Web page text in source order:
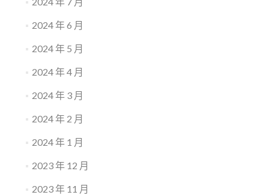
2024 年 6 月
2024 年 5 月
2024 年 4 月
2024 年 3 月
2024 年 2 月
2024 年 1 月
2023 年 12 月
2023 年 11 月